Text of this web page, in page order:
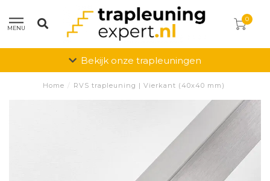
MENU
0
Bekijk onze trapleuningen
Home / RVS trapleuning | Vierkant (40x40 mm)